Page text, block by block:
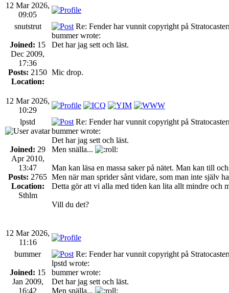
12 Mar 2026,
09:05
snutstrut
Joined: 15
Dec 2009,
17:36
Posts: 2150
Location:
Re: Fender har vunnit copyright på
bummer wrote:
Det har jag sett och läst.
Mic drop.
12 Mar 2026,
10:29
lpstd
Joined: 29
Apr 2010,
13:47
Posts: 2765
Location:
Sthlm
Re: Fender har vunnit copyright på
bummer wrote:
Det har jag sett och läst.
Men snälla...
Man kan läsa en massa saker på nätet. Man kan till
Men när man sprider sånt vidare, som man inte själv
Detta gör att vi alla med tiden kan lita allt mindre och
Vill du det?
12 Mar 2026,
11:16
bummer
Joined: 15
Jan 2009,
16:42
Re: Fender har vunnit copyright på
lpstd wrote:
bummer wrote:
Det har jag sett och läst.
Men snälla...